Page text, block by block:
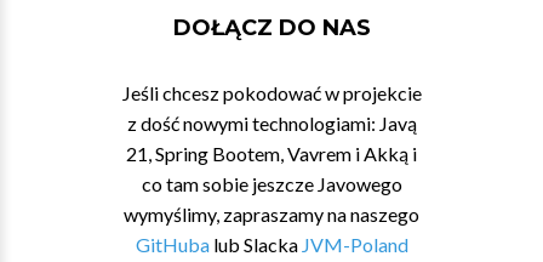
DOŁĄCZ DO NAS
Jeśli chcesz pokodować w projekcie
z dość nowymi technologiami: Javą
21, Spring Bootem, Vavrem i Akką i
co tam sobie jeszcze Javowego
wymyślimy, zapraszamy na naszego
GitHubalub Slacka JVM-Poland